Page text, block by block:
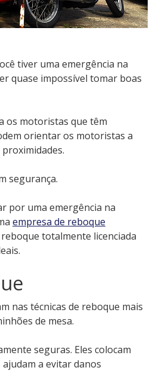
tiver uma emergência na
quase impossível tomar boas
os motoristas que têm
orientar os motoristas a
segurança.
por uma emergência na
empresa de reboque
totalmente licenciada
nas técnicas de reboque mais
de mesa.
seguras. Eles colocam
a evitar danos